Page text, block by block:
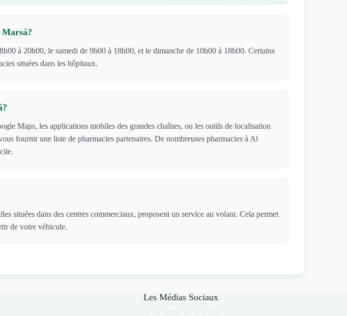
à 20h00, le samedi de 9h00 à 18h00, et le dimanche de 10h00 à 18h00. Certains
situées dans les hôpitaux.
Maps, les applications mobiles des grandes chaînes, ou les outils de localisation
fournir une liste de pharmacies partenaires. De nombreuses pharmacies à Al
situées dans des centres commerciaux, proposent un service au volant. Cela permet
de votre véhicule.
Les Médias Sociaux